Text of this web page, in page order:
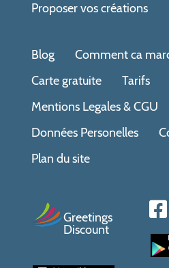
Proposer vos créations
Blog
Comment ca
Carte gratuite
Tarifs
Mentions Legales & CGU
Données Personelles
Plan du site
Greetings
Discount